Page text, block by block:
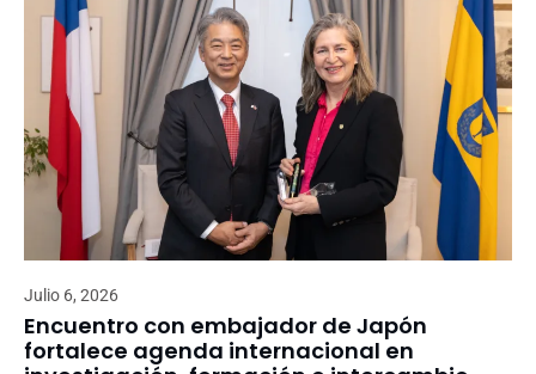
Julio 6, 2026
Encuentro con embajador de Japón
fortalece agenda internacional en